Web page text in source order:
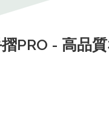
PRO - 高品